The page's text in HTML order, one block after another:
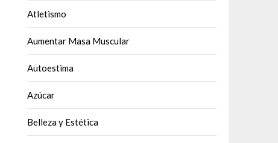
Atletismo
Aumentar Masa Muscular
Autoestima
Azúcar
Belleza y Estética